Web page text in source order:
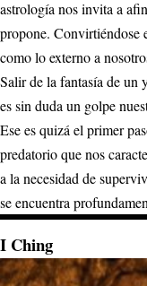
astrología nos invita a
propone. Convirtiéndose
como lo externo a
Salir de la fantasía de un
es sin duda un golpe
Ese es quizá el primer
predatorio que nos
a la necesidad de
se encuentra
I Ching